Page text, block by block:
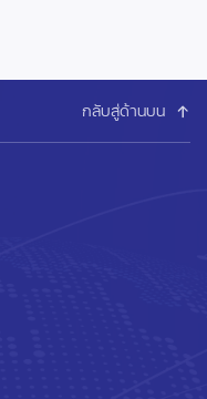
กลับสู่ด้านบน